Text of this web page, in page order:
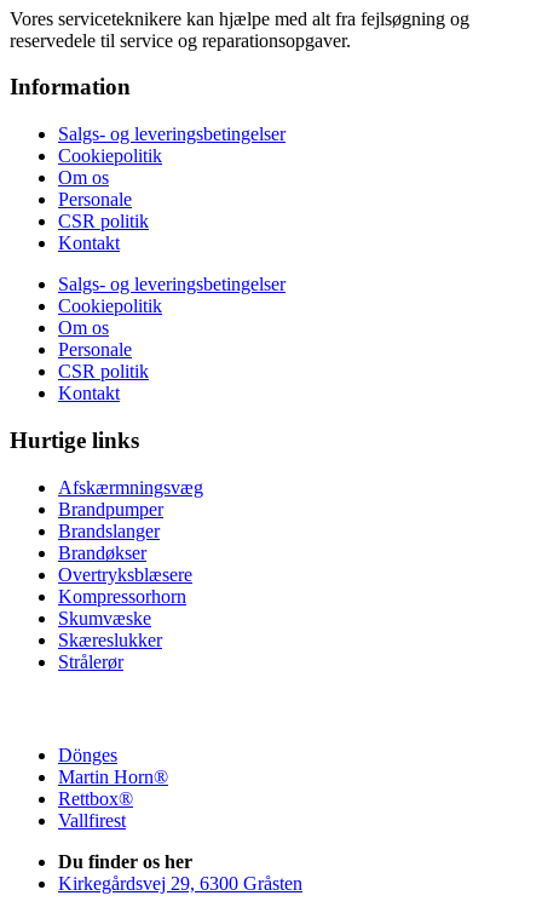
Vores serviceteknikere kan hjælpe med alt fra fejlsøgning og
reservedele til service og reparationsopgaver.
Information
Salgs- og leveringsbetingelser
Cookiepolitik
Om os
Personale
CSR politik
Kontakt
Salgs- og leveringsbetingelser
Cookiepolitik
Om os
Personale
CSR politik
Kontakt
Hurtige links
Afskærmningsvæg
Brandpumper
Brandslanger
Brandøkser
Overtryksblæsere
Kompressorhorn
Skumvæske
Skæreslukker
Strålerør
Dönges
Martin Horn®
Rettbox®
Vallfirest
Du finder os her
Kirkegårdsvej 29, 6300 Gråsten